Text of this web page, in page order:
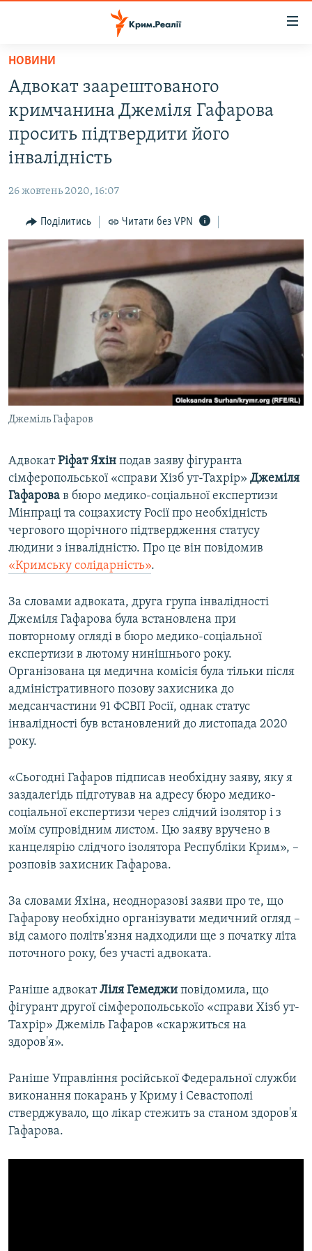
Перейти
основного
матеріалу
Перейти
до
основної
Перейти
пошуку
ВОДА.КРИМ
ВІДЕО ТА ФОТО
ПОЛІТИКА
ІНТЕРВ'Ю
ВСЕ ЗА ДЕНЬ
СПЕЦПРОЕКТИ
ДЕПОРТАЦІЯ
ВІДЕОУРОКИ «ELIFBE»
СВІДЧЕННЯ ОКУПАЦІЇ
УКРАЇНСЬКА ПРОБЛЕМА КРИМУ
ЯК ОБІЙТИ БЛОКУВАННЯ
Русский
Qırımtatar
Усі сайти RFE/RL
НОВИНИ
Адвокат заарештованого
кримчанина Джеміля Гафарова
просить підтвердити його
інвалідність
26 жовтень 2020, 16:07
Поділитись Читати без VPN
Джеміль Гафаров
АдвокатРіфат Яхін подав заяву фігуранта
сімферопольської «справи Хізб ут-Тахрір» Джеміля
Гафарова в бюро медико-соціальної експертизи
Мінпраці та соцзахисту Росії про необхідність
чергового щорічного підтвердження статусу
людини з інвалідністю. Про це він повідомив
«Кримську солідарність».
За словами адвоката, друга група інвалідності
Джеміля Гафарова була встановлена при
повторному огляді в бюро медико-соціальної
експертизи в лютому нинішнього року.
Організована ця медична комісія була тільки після
адміністративного позову захисника до
медсанчастини 91 ФСВП Росії, однак статус
інвалідності був встановлений до листопада 2020
року.
«Сьогодні Гафаров підписав необхідну заяву, яку я
заздалегідь підготував на адресу бюро медико-
соціальної експертизи через слідчий ізолятор і з
моїм супровідним листом. Цю заяву вручено в
канцелярію слідчого ізолятора Республіки Крим», –
розповів захисник Гафарова.
За словами Яхіна, неодноразові заяви про те, що
Гафарову необхідно організувати медичний огляд –
від самого політв'язня надходили ще з початку літа
поточного року, без участі адвоката.
Раніше адвокатЛіля Гемеджи повідомила, що
фігурант другої сімферопольськоїо «справи Хізб ут-
Тахрір» Джеміль Гафаров «скаржиться на
здоров'я».
Раніше Управління російської Федеральної служби
виконання покарань у Криму і Севастополі
стверджувало, що лікар стежить за станом здоров'я
Гафарова.